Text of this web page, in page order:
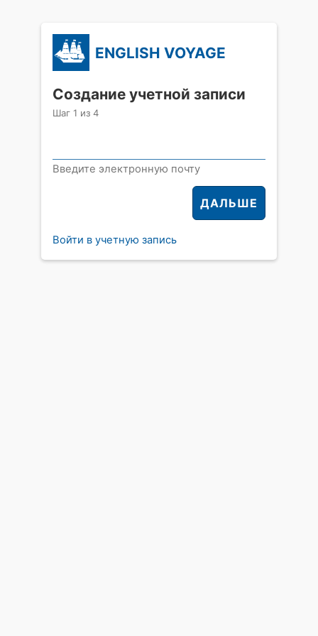
ENGLISH VOYAGE
Создание учетной записи
Шаг 1 из 4
Введите электронную почту
ДАЛЬШЕ
Войти в учетную запись